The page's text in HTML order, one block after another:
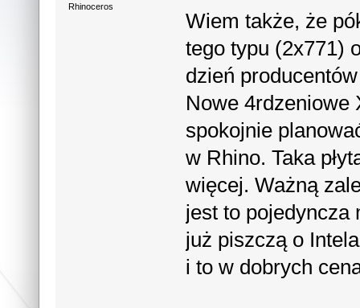
Rhinoceros
Wiem także, że
tego typu (2x771)
dzień
Nowe 4rdzeniowe
spokojnie
w Rhino. Taka
więcej. Ważną
jest to pojedyncza
już piszczą o
i to w dobrych